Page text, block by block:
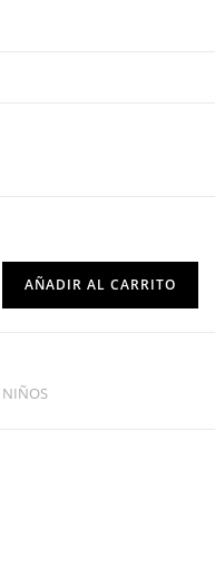
AÑADIR AL CARRITO
NIÑOS